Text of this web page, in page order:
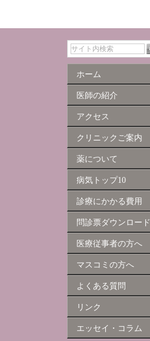
ホーム
医師の紹介
アクセス
クリニックご案内
薬について
病気トップ10
診療にかかる費用
問診票ダウンロード
医療従事者の方へ
マスコミの方へ
よくある質問
リンク
エッセイ・コラム